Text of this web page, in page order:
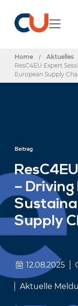
Home / Aktuelles
ResC4EU Expert
European Supply
Beitrag
– Driving
Supply
12.08.2025
Aktuelle